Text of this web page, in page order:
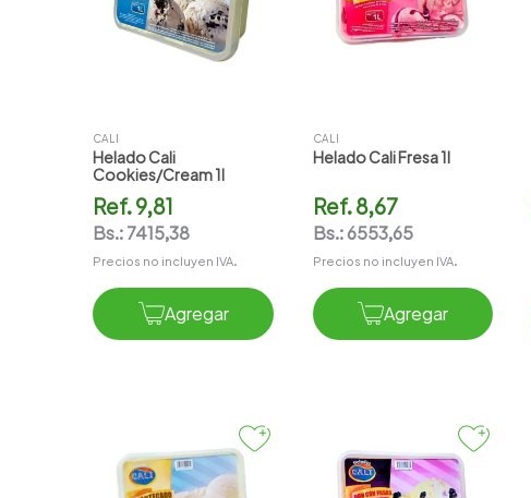
CALI
Helado Cali
Cookies/cream 1l
Ref.9,81
Bs.:7415,38
Precios no incluyen IVA.
Agregar
CALI
Helado Cali Fresa 1l
Ref.8,67
Bs.:6553,65
Precios no incluyen IVA.
Agregar